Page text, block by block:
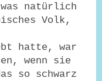
natürlich
Volk,
hatte, war
wenn sie
so schwarz